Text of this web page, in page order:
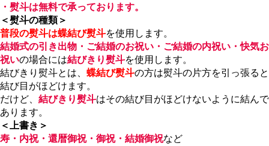
・熨斗は無料で承っております。
＜熨斗の種類＞
普段の熨斗は蝶結び熨斗を使用します。
結婚式の引き出物・ご結婚のお祝い・ご結婚の内祝い・快気お
祝いの場合には結びきり熨斗を使用します。
結びきり熨斗とは、 蝶結び熨斗の方は熨斗の片方を引っ張ると
結び目がほどけます。
だけど、 結びきり熨斗はその結び目がほどけないように結んで
あります。
＜上書き＞
寿・内祝・還暦御祝・御祝・結婚御祝など